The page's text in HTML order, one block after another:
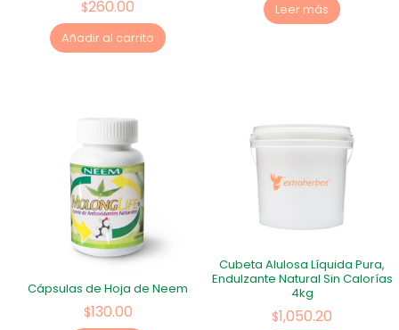
$260.00
Añadir al carrito
Leer más
Cápsulas de Hoja de Neem
$130.00
Cubeta Alulosa Líquida Pura,
Endulzante Natural Sin Calorías
4kg
$1,050.20